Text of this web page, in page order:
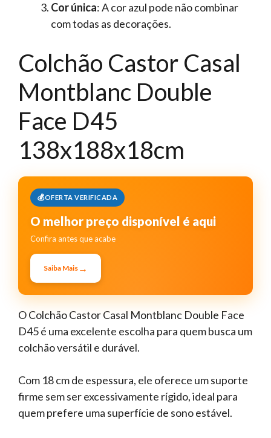
Cor única: A cor azul pode não combinar
com todas as decorações.
Colchão Castor Casal
Montblanc Double
Face D45
138x188x18cm
OFERTA VERIFICADA
O melhor preço disponível é aqui
Confira antes que acabe
Saiba Mais →
O Colchão Castor Casal Montblanc Double Face
D45 é uma excelente escolha para quem busca um
colchão versátil e durável.
Com 18 cm de espessura, ele oferece um suporte
firme sem ser excessivamente rígido, ideal para
quem prefere uma superfície de sono estável.